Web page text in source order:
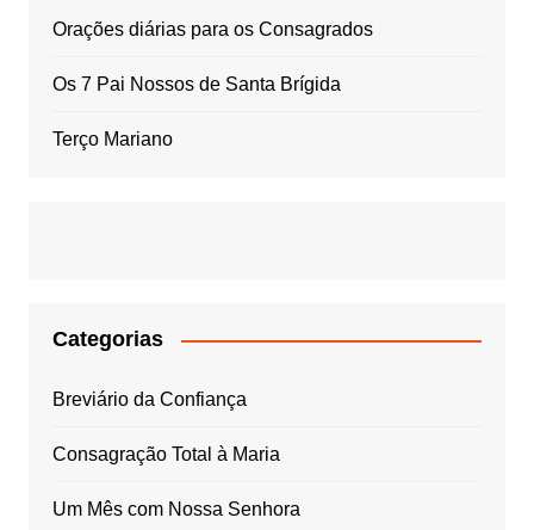
Orações diárias para os Consagrados
Os 7 Pai Nossos de Santa Brígida
Terço Mariano
Categorias
Breviário da Confiança
Consagração Total à Maria
Um Mês com Nossa Senhora